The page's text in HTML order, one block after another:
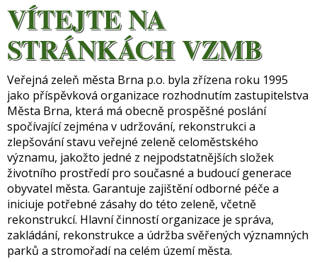
VÍTEJTE NA
STRÁNKÁCH VZMB
Veřejná zeleň města Brna p.o. byla zřízena roku 1995
jako příspěvková organizace rozhodnutím zastupitelstva
Města Brna, která má obecně prospěšné poslání
spočívající zejména v udržování, rekonstrukci a
zlepšování stavu veřejné zeleně celoměstského
významu, jakožto jedné z nejpodstatnějších složek
životního prostředí pro současné a budoucí generace
obyvatel města. Garantuje zajištění odborné péče a
iniciuje potřebné zásahy do této zeleně, včetně
rekonstrukcí. Hlavní činností organizace je správa,
zakládání, rekonstrukce a údržba svěřených významných
parků a stromořadí na celém území města.